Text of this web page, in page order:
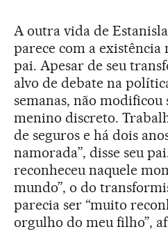
A outra vida de
parece com a existência
pai. Apesar de seu
alvo de debate na
semanas, não modificou
menino discreto.
de seguros e há dois
namorada”, disse seu
reconheceu naquele
mundo”, o do
parecia ser “muito
orgulho do meu filho”,